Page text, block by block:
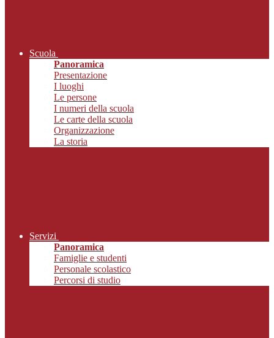
Scuola
Panoramica
Presentazione
I luoghi
Le persone
I numeri della scuola
Le carte della scuola
Organizzazione
La storia
Servizi
Panoramica
Famiglie e studenti
Personale scolastico
Percorsi di studio